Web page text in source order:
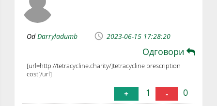
Od Darryladumb 2023-06-15 17:28:20
Одговори
[url=http://tetracycline.charity/]tetracycline prescription
cost[/url]
+ 1 - 0